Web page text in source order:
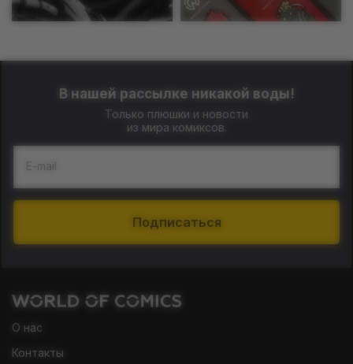
В нашей рассылке никакой воды!
Только плюшки и новости
из мира комиксов.
E-mail
Подписаться
О нас
Контакты